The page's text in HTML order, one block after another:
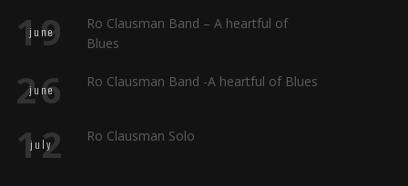
19
june
Ro Clausman Band – A heartful of
Blues
26
june Ro Clausman Band -A heartful of Blues
12
july Ro Clausman Solo